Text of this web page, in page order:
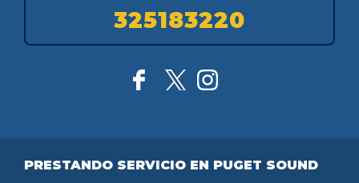
325183220
PRESTANDO SERVICIO EN PUGET SOUND